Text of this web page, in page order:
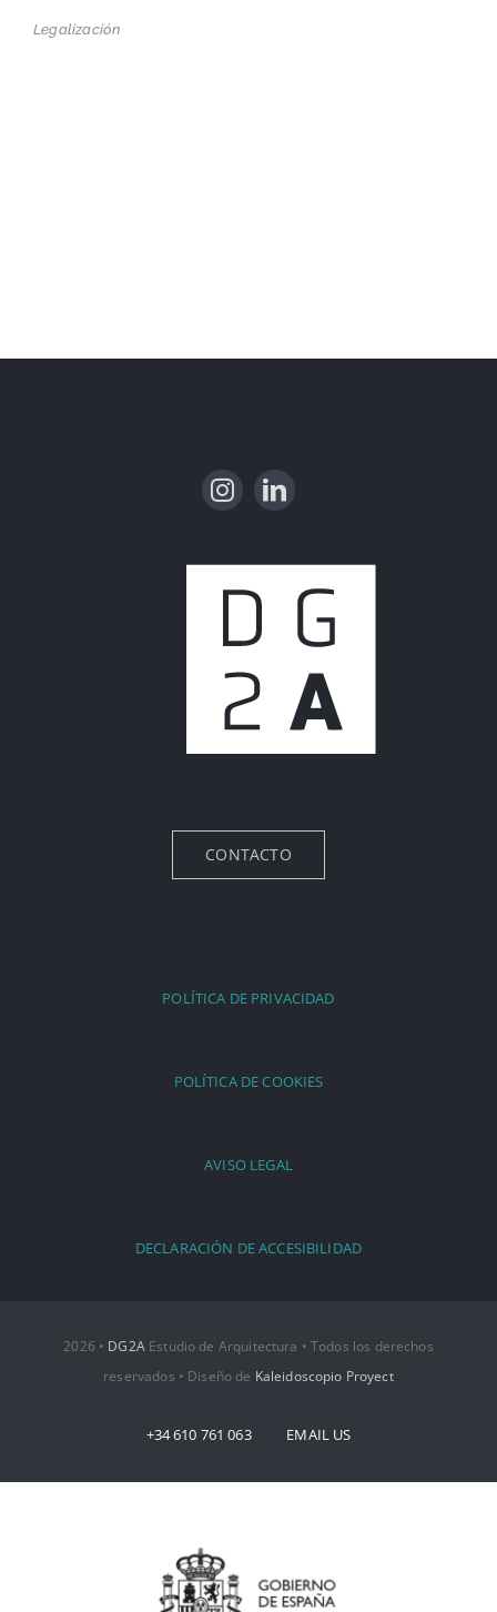
Legalización
CONTACTO
POLÍTICA DE PRIVACIDAD
POLÍTICA DE COOKIES
AVISO LEGAL
DECLARACIÓN DE ACCESIBILIDAD
2026 • DG2AEstudio de Arquitectura • Todos los derechos
reservados • Diseño de Kaleidoscopio Proyect
+34 610 761 063 EMAIL US